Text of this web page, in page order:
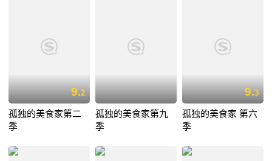
9.2
孤独的美食家第二
季
孤独的美食家第九
季
9.3
孤独的美食家 第六
季